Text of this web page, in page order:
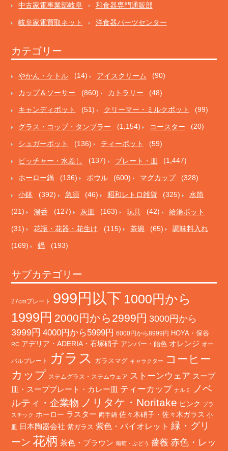
中古家電事業部岐阜 和食器専門通販部
岐阜家電買取ネット 洋食器パーツセンター
カテゴリー
やかん・ケトル (14) アイスクリーム (90)
カップ＆ソーサー (860) カトラリー (48)
キャンディポット (51) クリーマー・ミルクポット (99)
グラス・コップ・タンブラー (1,154) コースター (20)
シュガーポット (136) ティーポット (59)
ピッチャー・水差し (137) プレート・皿 (1,447)
ホーロー鍋 (136) ボウル (600) マグカップ (328)
小鉢 (392) 急須 (46) 昭和レトロ雑貨 (325) 水筒
(21) 湯呑 (127) 灰皿 (163) 玩具 (42) 給湯ポット
(31) 花瓶・花器・花生け (115) 茶碗 (65) 調味料入れ
(169) 鍋 (193)
サブカテゴリー
27cmプレート 999円以下 1000円から
1999円 2000円から2999円 3000円から
3999円 4000円から5999円 6000円から8999円 HOYA・保谷
RC アデリア・ADERIA・石塚硝子 アンバー・飴色 オレンジ オー
バルプレート ガラス ガラスマグ キャラクター
コーヒー
カップ ステムグラス・ステムウェア ストーンウェア スープ
皿・スーププレート・カレー皿 ティーカップ ナルミ
ノベ
ルティ・企業物 ノリタケ・Noritake ピンク プラ
スチック ホーロー ラスター 両手鍋 佐々木硝子・佐々木ガラス 小
皿
日本陶器会社 紫ガラス 紫色・バイオレット 緑・グリ
ーン 花柄 茶色・ブラウン 葡萄・ぶどう 薔薇 赤色・レッ